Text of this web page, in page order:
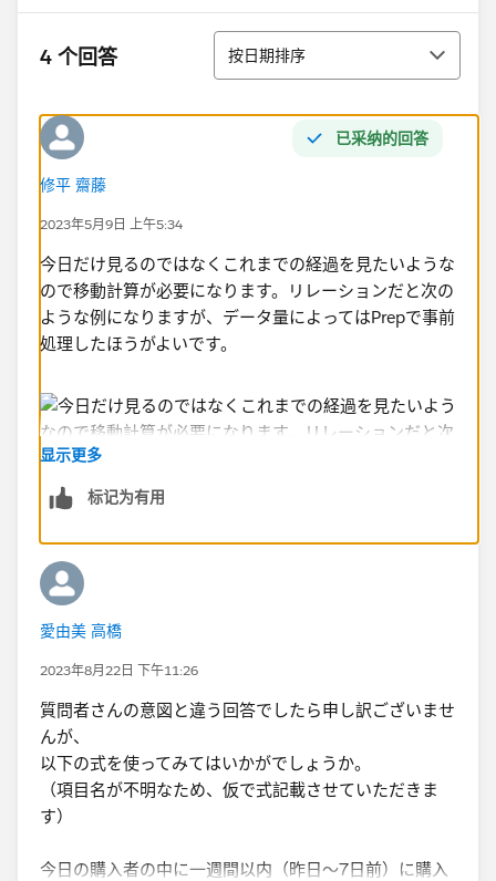
4 个回答 排序
按日期排序
已采纳的回答
修平 齋藤
2023年5月9日 上午5:34
今日だけ見るのではなくこれまでの経過を見たいような
ので移動計算が必要になります。リレーションだと次の
ような例になりますが、データ量によってはPrepで事前
処理したほうがよいです。
显示更多
标记为有用
愛由美 高橋
2023年8月22日 下午11:26
質問者さんの意図と違う回答でしたら申し訳ございませ
んが、
以下の式を使ってみてはいかがでしょうか。
（項目名が不明なため、仮で式記載させていただきま
す）
今日の購入者の中に一週間以内（昨日～7日前）に購入